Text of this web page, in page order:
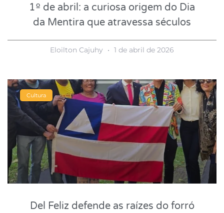
1º de abril: a curiosa origem do Dia
da Mentira que atravessa séculos
Eloilton Cajuhy 1 de abril de 2026
Cultura
Del Feliz defende as raízes do forró